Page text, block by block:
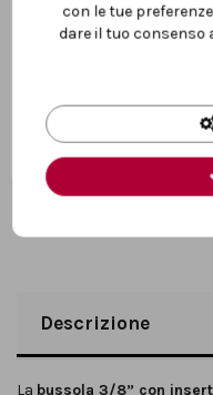
Descrizione
La bussola 3/8” con
con le tue
dare il tuo consenso